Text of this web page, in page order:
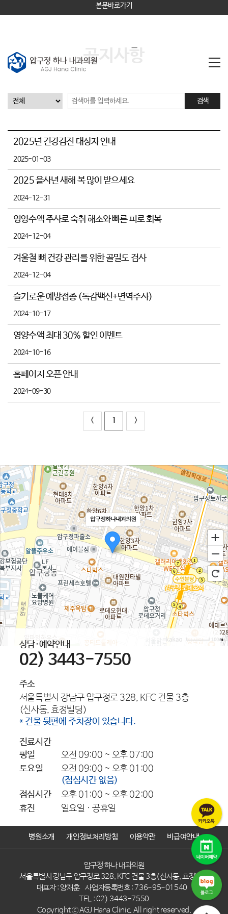
본문바로가기
공지사항
검색
2025년 건강검진 대상자 안내
2025-01-03
2025 을사년 새해 복 많이 받으세요
2024-12-31
영양수액 주사로 숙취 해소와 빠른 피로 회복
2024-12-04
겨울철 뼈 건강 관리를 위한 골밀도 검사
2024-12-04
슬기로운 예방접종 (독감백신+면역주사)
2024-10-17
영양수액 최대 30% 할인 이벤트
2024-10-16
홈페이지 오픈 안내
2024-09-30
< 1 >
상담·예약안내
02) 3443-7550
주소
서울특별시 강남구 압구정로 328, KFC 건물 3층
(신사동, 효정빌딩)
* 건물 뒷편에 주차장이 있습니다.
진료시간
평일
오전 09:00 ~ 오후 07:00
토요일
오전 09:00 ~ 오후 01:00
(점심시간 없음)
점심시간
오후 01:00 ~ 오후 02:00
휴진
일요일 · 공휴일
압구정하나내과의원
100m
병원소개 개인정보처리방침 이용약관 비급여안내
압구정 하나 내과의원
서울특별시 강남구 압구정로 328, KFC 건물 3층(신사동, 효정빌딩)
대표자 : 양재훈 사업자등록번호 : 736-95-01540
TEL : 02) 3443-7550
Copyright ⓒ AGJ Hana Clinic. All right reserved.